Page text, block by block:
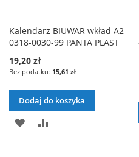
Kalendarz BIUWAR wkład A2
0318-0030-99 PANTA PLAST
19,20 zł
15,61 zł
Dodaj do koszyka
DODAJ